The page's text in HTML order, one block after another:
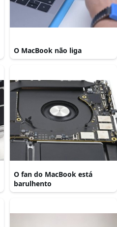
O MacBook não liga
O fan do MacBook está
barulhento